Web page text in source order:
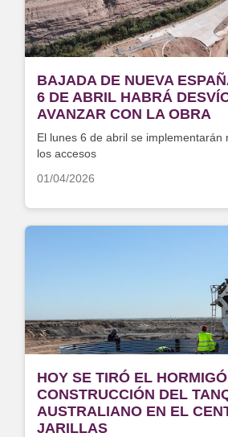
BAJADA DE NUEVA
6 DE ABRIL HABRÁ
AVANZAR CON LA OBRA
El lunes 6 de abril se implementarán
los accesos
01/04/2026
HOY SE TIRÓ EL
CONSTRUCCIÓN DEL
AUSTRALIANO EN EL
JARILLAS